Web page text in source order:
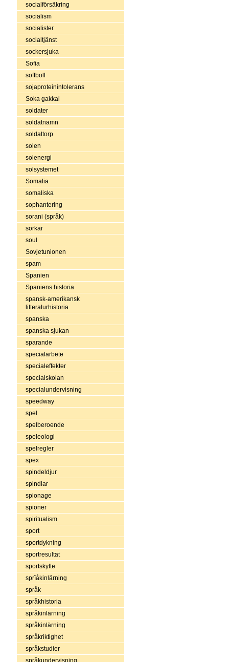
socialförsäkring
socialism
socialister
socialtjänst
sockersjuka
Sofia
softboll
sojaproteinintolerans
Soka gakkai
soldater
soldatnamn
soldattorp
solen
solenergi
solsystemet
Somalia
somaliska
sophantering
sorani (språk)
sorkar
soul
Sovjetunionen
spam
Spanien
Spaniens historia
spansk-amerikansk
litteraturhistoria
spanska
spanska sjukan
sparande
specialarbete
specialeffekter
specialskolan
specialundervisning
speedway
spel
spelberoende
speleologi
spelregler
spex
spindeldjur
spindlar
spionage
spioner
spiritualism
sport
sportdykning
sportresultat
sportskytte
sprïåkinlärning
språk
språkhistoria
språkinlärning
språkinlärning
språkriktighet
språkstudier
språkundervisning